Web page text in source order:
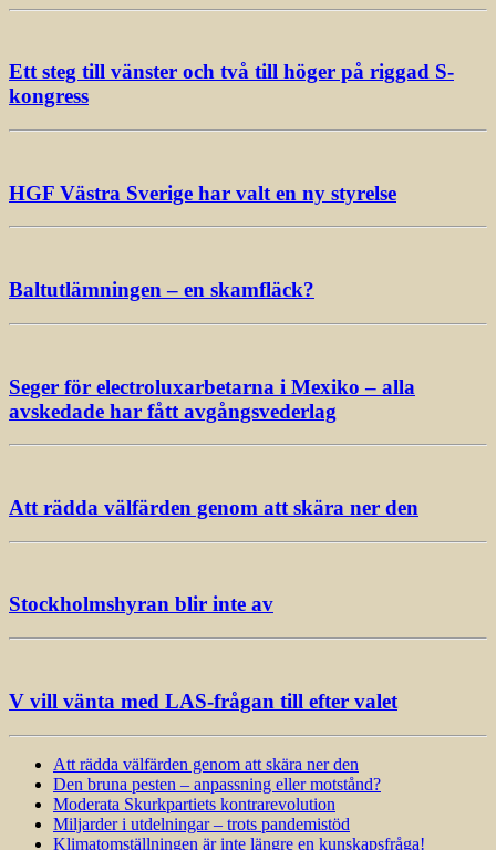
Ett steg till vänster och två till höger på riggad S-
kongress
HGF Västra Sverige har valt en ny styrelse
Baltutlämningen – en skamfläck?
Seger för electroluxarbetarna i Mexiko – alla
avskedade har fått avgångsvederlag
Att rädda välfärden genom att skära ner den
Stockholmshyran blir inte av
V vill vänta med LAS-frågan till efter valet
Att rädda välfärden genom att skära ner den
Den bruna pesten – anpassning eller motstånd?
Moderata Skurkpartiets kontrarevolution
Miljarder i utdelningar – trots pandemistöd
Klimatomställningen är inte längre en kunskapsfråga!